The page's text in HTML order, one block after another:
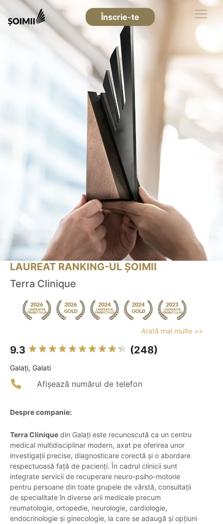
Înscrie-te
LAUREAT RANKING-UL ȘOIMII
Terra Clinique
Arată mai multe >>
9.3 (248)
Galaţi, Galati
Afișează numărul de telefon
Despre companie:
Terra Clinique din Galați este recunoscută ca un centru
medical multidisciplinar modern, axat pe oferirea unor
investigații precise, diagnosticare corectă și o abordare
respectuoasă față de pacienți. În cadrul clinicii sunt
integrate servicii de recuperare neuro-psiho-motorie
pentru persoane din toate grupele de vârstă, consultații
de specialitate în diverse arii medicale precum
reumatologie, ortopedie, neurologie, cardiologie,
endocrinologie și ginecologie, la care se adaugă și opțiuni